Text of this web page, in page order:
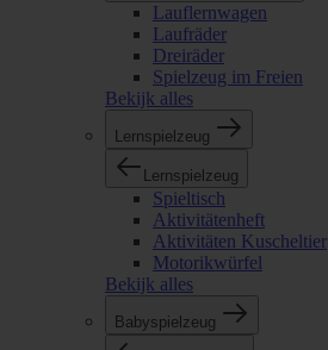
Lauflernwagen
Laufräder
Dreiräder
Spielzeug im Freien
Bekijk alles
Lernspielzeug
Lernspielzeug
Spieltisch
Aktivitätenheft
Aktivitäten Kuscheltier
Motorikwürfel
Bekijk alles
Babyspielzeug